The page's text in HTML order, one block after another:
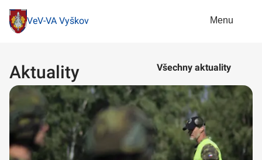
VeV-VA Vyškov Menu
Aktuality Všechny aktuality